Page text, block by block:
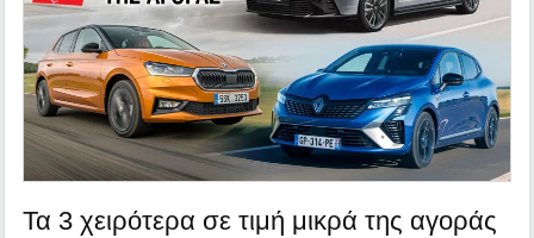
Τα 3 χειρότερα σε τιμή μικρά της αγοράς